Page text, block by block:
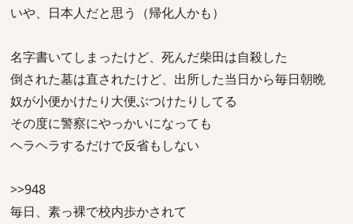
いや、日本人だと思う（帰化人かも）
名字書いてしまったけど、死んだ柴田は自殺した
倒された墓は直されたけど、出所した当日から毎日朝晩
奴が小便かけたり大便ぶつけたりしてる
その度に警察にやっかいになっても
ヘラヘラするだけで反省もしない
>>948
毎日、素っ裸で校内歩かされて